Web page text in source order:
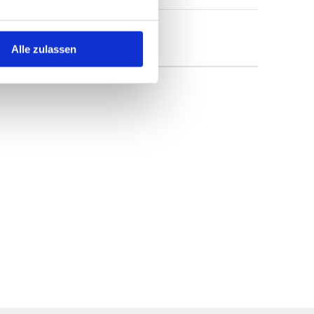
Alle zulassen